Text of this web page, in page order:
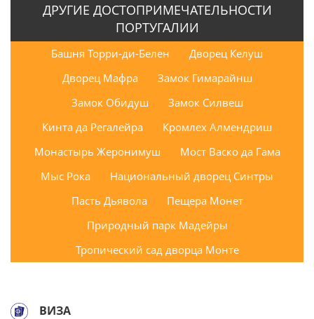
ДРУГИЕ ДОСТОПРИМЕЧАТЕЛЬНОСТИ
ПОРТУГАЛИИ
Башня Торри-ди-Белен
Дворец Келуш
Дворец Мафра
Замок Гимарайнш
Замок Обидуш
Замок Силвеш
Кинта да Регалейра
Кромлех Алмендриш
Монастырь Жеронимуш
Мост Васко да Гама
Мыс Рока
Национальный дворец Синтры
Пасть Дьявола
Пещера Монет
Природный парк Мадейры
Тропический сад дворца Монте
ВИЗА